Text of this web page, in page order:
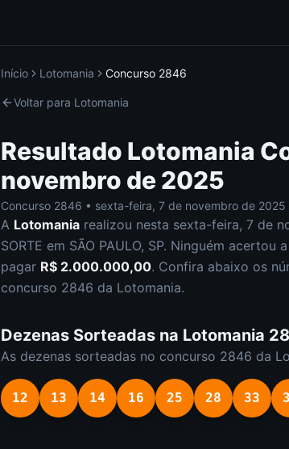
Início Lotomania Concurso 2846
Voltar para Lotomania
Resultado Lotomania
novembro de 2025
Concurso 2846 • sexta-feira, 7 de novembro de 2025
A Lotomania realizou nesta sexta-feira, 7 de
SORTE em SÃO PAULO, SP. Ninguém acertou
pagar R$ 2.000.000,00. Confira abaixo os
concurso 2846 da Lotomania.
Dezenas Sorteadas na Lotomania
As dezenas sorteadas no concurso 2846 da
12 13 14 16 25 28 33